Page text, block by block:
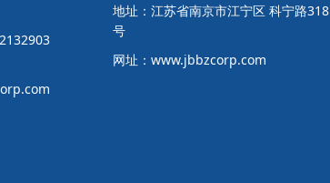
地址：江苏省南京市江宁区 科宁路318
号
网址：www.jbbzcorp.com